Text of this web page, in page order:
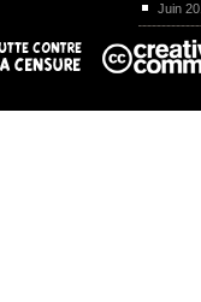
Juin